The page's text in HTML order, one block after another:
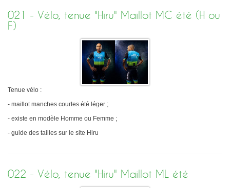
021 - Vélo, tenue "Hiru" Maillot MC été (H ou
F)
Tenue vélo :
- maillot manches courtes été léger ;
- existe en modèle Homme ou Femme ;
- guide des tailles sur le site Hiru
022 - Vélo, tenue "Hiru" Maillot ML été